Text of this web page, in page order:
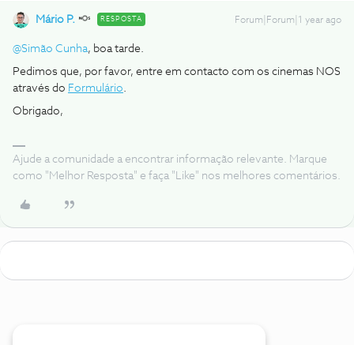
Mário P. RESPOSTA Forum|Forum|1 year ago
@Simão Cunha, boa tarde.
Pedimos que, por favor, entre em contacto com os cinemas NOS
através do Formulário.
Obrigado,
Ajude a comunidade a encontrar informação relevante. Marque
como "Melhor Resposta" e faça "Like" nos melhores comentários.